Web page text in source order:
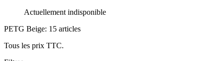
Actuellement indisponible
PETG Beige: 15 articles
Tous les prix TTC.